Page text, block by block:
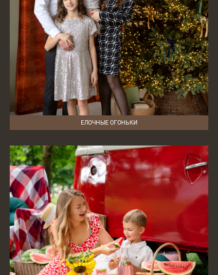
ЕЛОЧНЫЕ ОГОНЬКИ